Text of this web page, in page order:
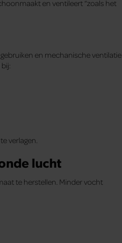
en ventileert “zoals het
en mechanische ventilatie
verlagen.
lucht
te herstellen. Minder vocht